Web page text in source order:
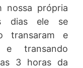
nossa própria
dias ele se
transaram e
e transando
3 horas da